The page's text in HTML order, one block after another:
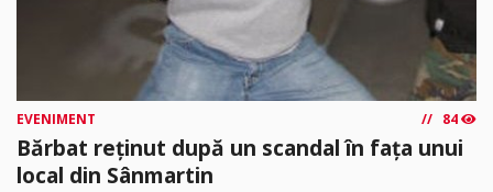
EVENIMENT 84
Bărbat reținut după un scandal în fața unui
local din Sânmartin